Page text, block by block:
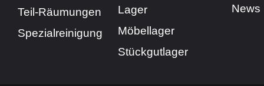
Teil-Räumungen
Spezialreinigung
Lager
Möbellager
Stückgutlager
News